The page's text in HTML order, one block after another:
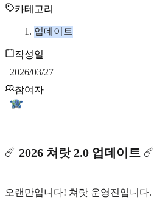
카테고리
업데이트
작성일
2026/03/27
참여자
☄️ 2026 쳐랏 2.0 업데이트 ☄️
오랜만입니다! 쳐랏 운영진입니다.